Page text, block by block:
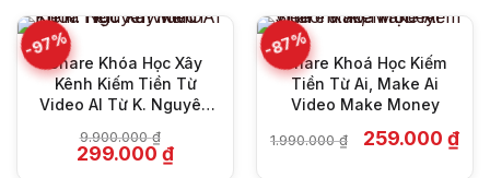
-97%
Share Khóa Học Xây
Kênh Kiếm Tiền Từ
Video AI Từ K. Nguyên
9.900.000₫
Giá
gốc
299.000 ₫Giá
-87%
Share Khoá Học Kiếm
Tiền Từ Ai, Make Ai
Video Make Money
1.990.000₫ Giá
gốc
259.000 ₫Giá
hiện